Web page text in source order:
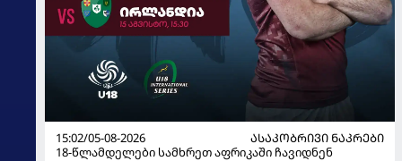
15:02/05-08-2026
ᲐᲡᲐᲙᲝᲑᲠᲘᲕᲘ ᲜᲐᲙᲠᲔᲑᲘ
18-წლამდელები სამხრეთ აფრიკაში ჩავიდნენ